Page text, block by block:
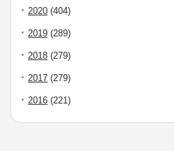
2020 (404)
2019 (289)
2018 (279)
2017 (279)
2016 (221)